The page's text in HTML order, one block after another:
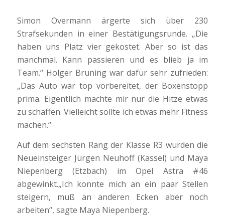
Simon Overmann ärgerte sich über 230
Strafsekunden in einer Bestätigungsrunde. „Die
haben uns Platz vier gekostet. Aber so ist das
manchmal. Kann passieren und es blieb ja im
Team.“ Holger Bruning war dafür sehr zufrieden:
„Das Auto war top vorbereitet, der Boxenstopp
prima. Eigentlich machte mir nur die Hitze etwas
zu schaffen. Vielleicht sollte ich etwas mehr Fitness
machen.“
Auf dem sechsten Rang der Klasse R3 wurden die
Neueinsteiger Jürgen Neuhoff (Kassel) und Maya
Niepenberg (Etzbach) im Opel Astra #46
abgewinkt.„Ich konnte mich an ein paar Stellen
steigern, muß an anderen Ecken aber noch
arbeiten“, sagte Maya Niepenberg.